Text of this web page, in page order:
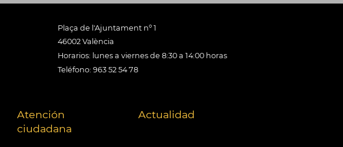
Plaça de l'Ajuntament nº 1
46002 València
Horarios: lunes a viernes de 8:30 a 14:00 horas
Teléfono: 963 52 54 78
Atención
ciudadana
Actualidad